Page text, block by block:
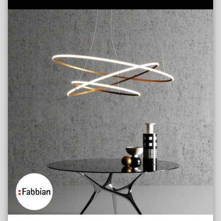
In and Out Varadero
Jaspe
Kira
Lace Chenille
Lake Chenille
Magritt
Malmo
Marne
Miura
Monetti
Moon Chenille
Mori
Nagano
Namur
Natural Dots
Natural Link
Papua
Pebble
Lampes Suspensions 2
Lampes Suspensions 3
Lampes Suspensions 4
Lustres